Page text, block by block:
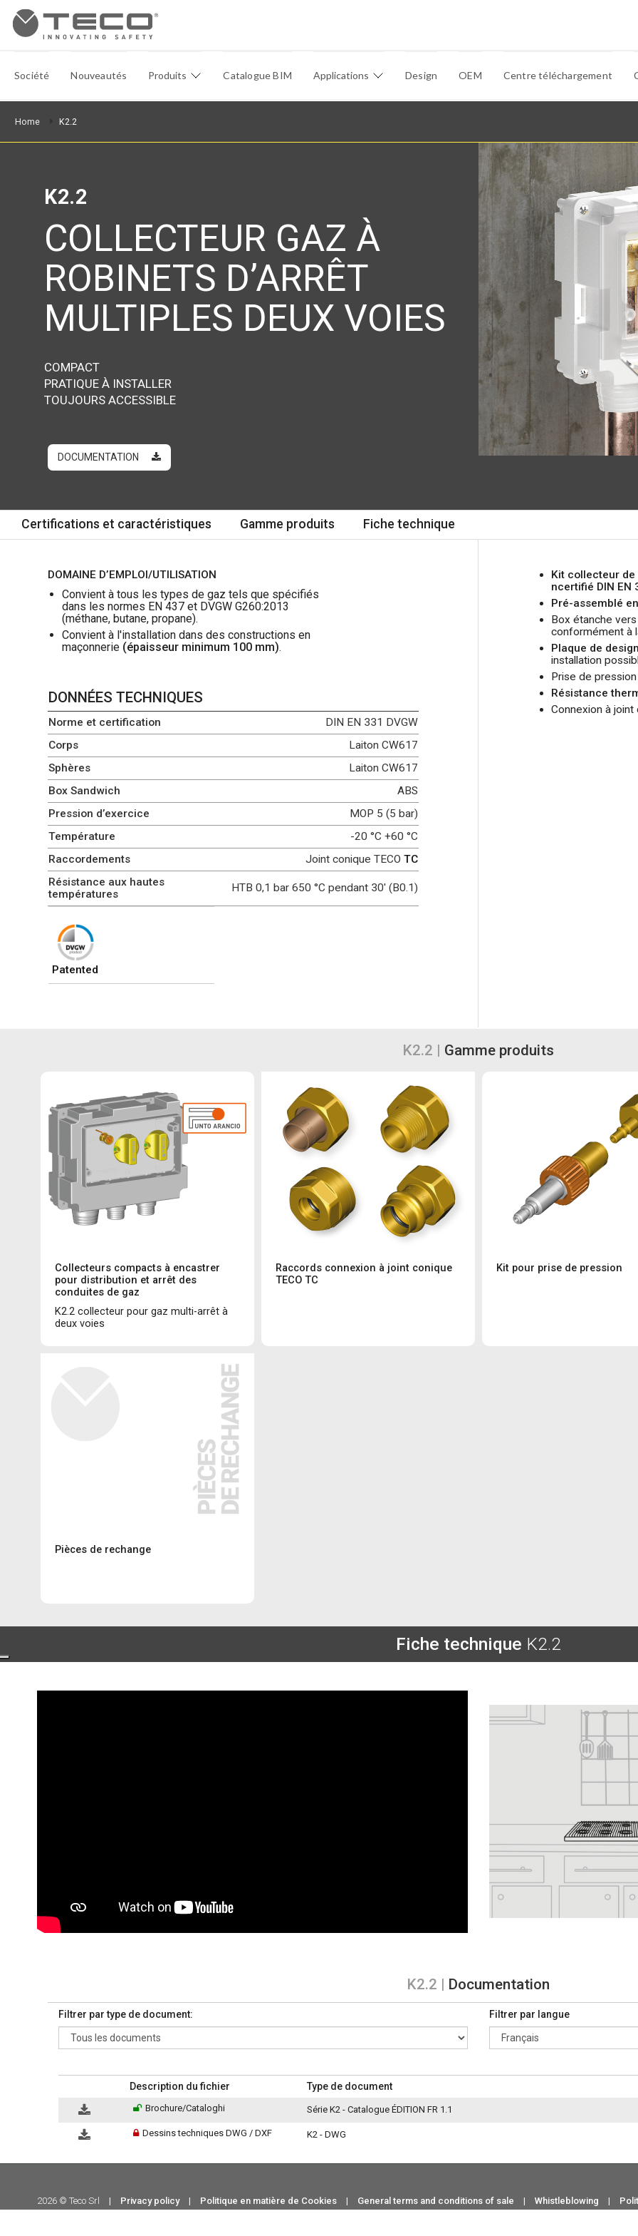
Société Nouveautés Produits Catalogue BIM Applications Design OEM Centre téléchargement
Home K2.2
K2.2
COLLECTEUR GAZ À
ROBINETS D’ARRÊT
MULTIPLES DEUX VOIES
COMPACT
PRATIQUE À INSTALLER
TOUJOURS ACCESSIBLE
DOCUMENTATION
Certifications et caractéristiques Gamme produits Fiche technique
DOMAINE D’EMPLOI/UTILISATION
Convient à tous les types de gaz tels que spécifiés
dans les normes EN 437 et DVGW G260:2013
(méthane, butane, propane).
Convient à l'installation dans des constructions en
maçonnerie (épaisseur minimum 100 mm).
DONNÉES TECHNIQUES
Norme et certification
DIN EN 331 DVGW
Corps
Laiton CW617
Sphères
Laiton CW617
Box Sandwich
ABS
Pression d’exercice
MOP 5 (5 bar)
Température
-20 °C +60 °C
Raccordements
Joint conique TECO TC
Résistance aux hautes
températures
HTB 0,1 bar 650 °C pendant 30' (B0.1)
Patented
Kit collecteur
ncertifié DIN EN
Pré-assemblé
Box étanche
conformément à
Plaque de design
installation
Prise de pression
Résistance
Connexion à
K2.2 | Gamme produits
Collecteurs compacts à encastrer
pour distribution et arrêt des
conduites de gaz
K2.2 collecteur pour gaz multi-arrêt à
deux voies
Raccords connexion à joint conique
TECO TC
Kit pour prise de pression
Pièces de rechange
Fiche technique K2.2
K2.2 | Documentation
Filtrer par type de document: Filtrer par langue
Description du fichier Type de document
Brochure/Cataloghi Série K2 - Catalogue ÉDITION FR 1.1
Dessins techniques DWG / DXF K2 - DWG
2026 © Teco Srl | Privacy policy | Politique en matière de Cookies | General terms and conditions of sale | Whistleblowing |